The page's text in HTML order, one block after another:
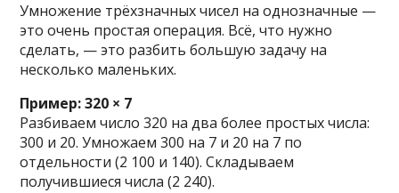
Умножение трёхзначных чисел на однозначные —
это очень простая операция. Всё, что нужно
сделать, — это разбить большую задачу на
несколько маленьких.
Пример: 320 × 7
Разбиваем число 320 на два более простых числа:
300 и 20. Умножаем 300 на 7 и 20 на 7 по
отдельности (2 100 и 140). Складываем
получившиеся числа (2 240).